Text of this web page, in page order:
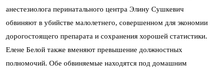
анестезиолога перинатального центра Элину Сушкевич
обвиняют в убийстве малолетнего, совершенном для экономии
дорогостоящего препарата и сохранения хорошей статистики.
Елене Белой также вменяют превышение должностных
полномочий. Обе обвиняемые находятся под домашним